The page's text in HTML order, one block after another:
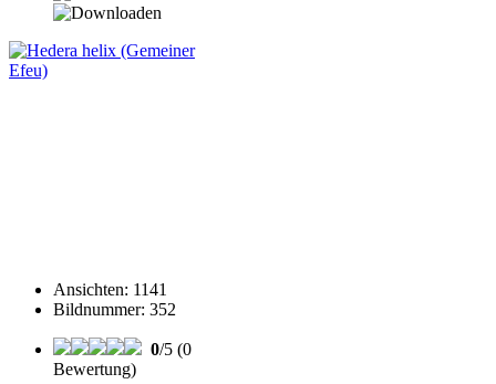
Ansichten: 1141
Bildnummer: 352
0/5 (0
Bewertung)